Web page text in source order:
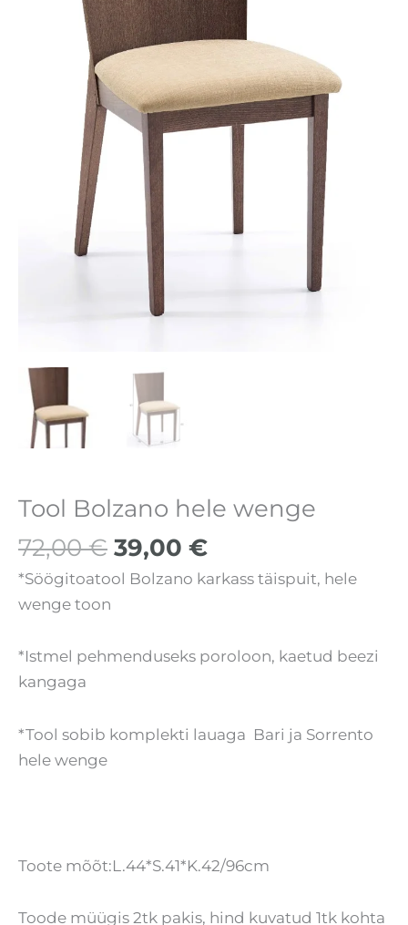
Tool Bolzano hele wenge
72,00€ 39,00 €
*Söögitoatool Bolzano karkass täispuit, hele
wenge toon
*Istmel pehmenduseks poroloon, kaetud beezi
kangaga
*Tool sobib komplekti lauaga Bari ja Sorrento
hele wenge
Toote mõõt:L.44*S.41*K.42/96cm
Toode müügis 2tk pakis, hind kuvatud 1tk kohta